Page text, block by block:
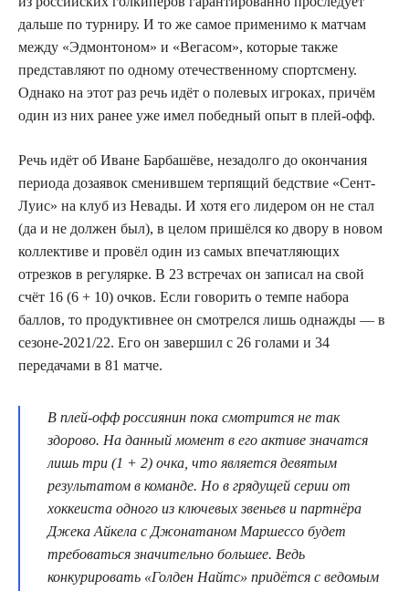
дальше по турниру. И то же самое применимо к матчам
между «Эдмонтоном» и «Вегасом», которые также
представляют по одному отечественному спортсмену.
Однако на этот раз речь идёт о полевых игроках, причём
один из них ранее уже имел победный опыт в плей-офф.
Речь идёт об Иване Барбашёве, незадолго до окончания
периода дозаявок сменившем терпящий бедствие «Сент-
Луис» на клуб из Невады. И хотя его лидером он не стал
(да и не должен был), в целом пришёлся ко двору в новом
коллективе и провёл один из самых впечатляющих
отрезков в регулярке. В 23 встречах он записал на свой
счёт 16 (6 + 10) очков. Если говорить о темпе набора
баллов, то продуктивнее он смотрелся лишь однажды — в
сезоне-2021/22. Его он завершил с 26 голами и 34
передачами в 81 матче.
В плей-офф россиянин пока смотрится не так
здорово. На данный момент в его активе значатся
лишь три (1 + 2) очка, что является девятым
результатом в команде. Но в грядущей серии от
хоккеиста одного из ключевых звеньев и партнёра
Джека Айкела с Джонатаном Маршессо будет
требоваться значительно большее. Ведь
конкурировать «Голден Найтс» придётся с ведомым